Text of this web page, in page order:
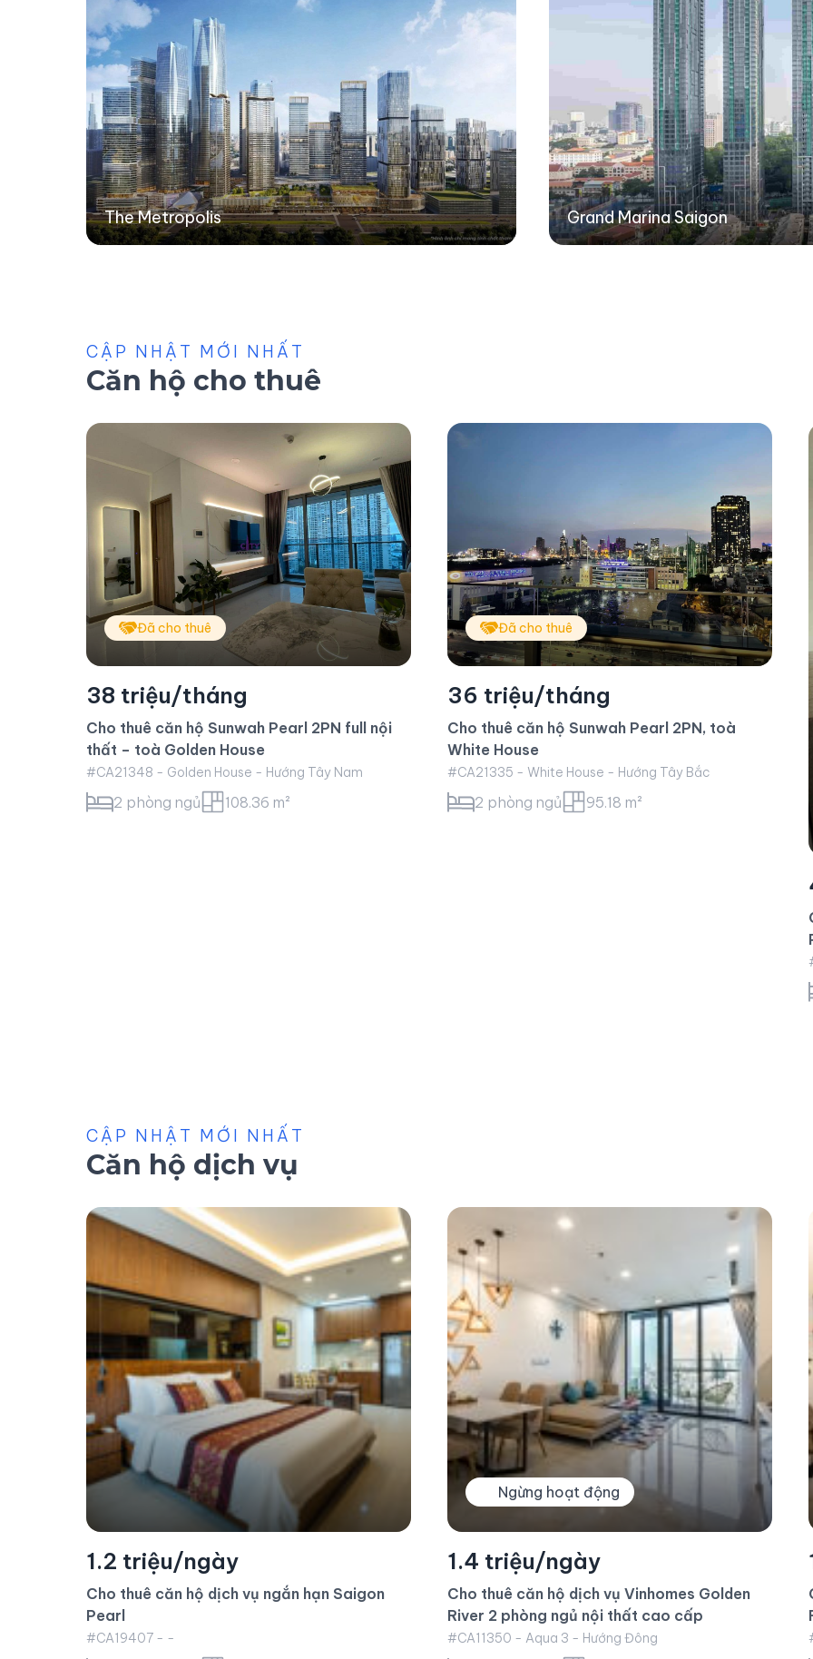
The Metropolis Grand Marina Saigon
CẬP NHẬT MỚI NHẤT
Căn hộ cho thuê
Đã cho thuê
36 triệu/tháng
Cho thuê căn hộ Sunwah Pearl 2PN, toà
White House
#CA21335 - White House - Hướng Tây Bắc
2 phòng ngủ 95.18 m²
Đã cho thuê
CẬP NHẬT MỚI NHẤT
Căn hộ dịch vụ
Ngừng hoạt động
1.4 triệu/ngày
Cho thuê căn hộ dịch vụ Vinhomes Golden
River 2 phòng ngủ nội thất cao cấp
#CA11350 - Aqua 3 - Hướng Đông
1.1 triệu/ngày
Cho thuê căn hộ dịch vụ Vinhomes Golden
River 1 phòng ngủ
#CA11328 - Aqua 3 - Hướng Đông